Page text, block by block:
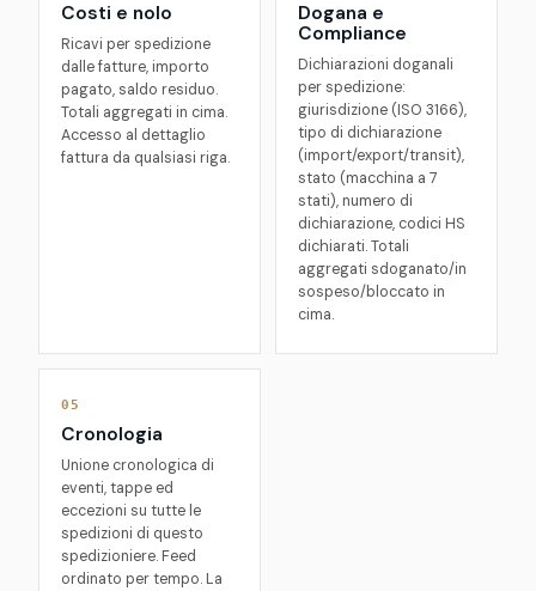
Costi e nolo
Ricavi per spedizione
dalle fatture, importo
pagato, saldo residuo.
Totali aggregati in cima.
Accesso al dettaglio
fattura da qualsiasi riga.
Dogana e
Compliance
Dichiarazioni doganali
per spedizione:
giurisdizione (ISO 3166),
tipo di dichiarazione
(import/export/transit),
stato (macchina a 7
stati), numero di
dichiarazione, codici HS
dichiarati. Totali
aggregati sdoganato/in
sospeso/bloccato in
cima.
05
Cronologia
Unione cronologica di
eventi, tappe ed
eccezioni su tutte le
spedizioni di questo
spedizioniere. Feed
ordinato per tempo. La